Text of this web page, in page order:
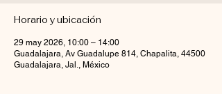
Horario y ubicación
29 may 2026, 10:00 – 14:00
Guadalajara, Av Guadalupe 814, Chapalita, 44500
Guadalajara, Jal., México